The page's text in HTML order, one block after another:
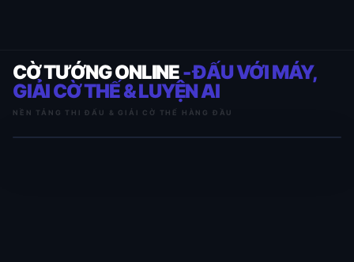
CỜ TƯỚNG ONLINE- ĐẤU VỚI MÁY,
GIẢI CỜ THẾ & LUYỆN AI
NỀN TẢNG THI ĐẤU & GIẢI CỜ THẾ HÀNG ĐẦU